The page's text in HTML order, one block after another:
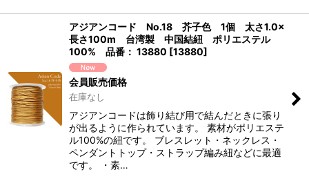
アジアンコード No.18 芥子色 1個 太さ1.0×
長さ100m 台湾製 中国結紐 ポリエステル
100% 品番： 13880 [13880]
会員販売価格
在庫なし
アジアンコードは飾り結び用で結んだときに張り
が出るように作られています。 素材がポリエステ
ル100%の紐です。 ブレスレット・ネックレス・
ペンダントトップ・ストラップ編み紐などに最適
です。 ・素…